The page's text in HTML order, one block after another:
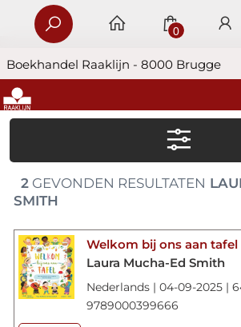
Boekhandel Raaklijn - 8000 Brugge
0
2GEVONDEN RESULTATEN
SMITH
Welkom bij ons aan tafel
Laura Mucha-Ed Smith
Nederlands | 04-09-2025 |
9789000399666